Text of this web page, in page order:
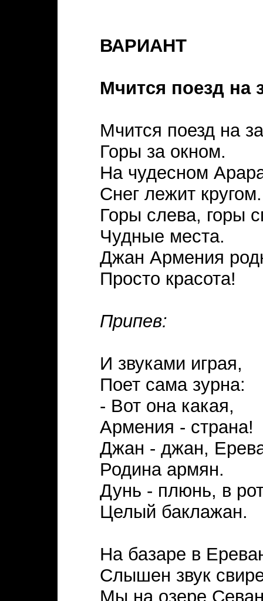
ВАРИАНТ
Мчится поезд на
Мчится поезд на
Горы за окном.
На чудесном
Снег лежит кругом.
Горы слева, горы
Чудные места.
Джан Армения
Просто красота!
Припев:
И звуками играя,
Поет сама зурна:
- Вот она какая,
Армения - страна!
Джан - джан,
Родина армян.
Дунь - плюнь, в
Целый баклажан.
На базаре в
Слышен звук
Мы на озере